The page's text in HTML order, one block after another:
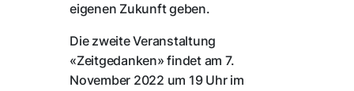
eigenen Zukunft geben.
Die zweite Veranstaltung
«Zeitgedanken» findet am 7.
November 2022 um 19 Uhr im